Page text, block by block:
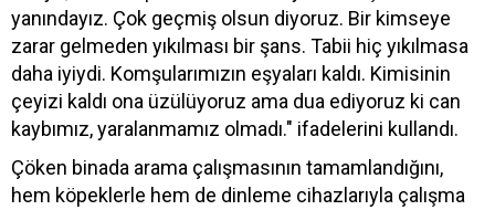
yanındayız. Çok geçmiş olsun diyoruz. Bir kimseye
zarar gelmeden yıkılması bir şans. Tabii hiç yıkılmasa
daha iyiydi. Komşularımızın eşyaları kaldı. Kimisinin
çeyizi kaldı ona üzülüyoruz ama dua ediyoruz ki can
kaybımız, yaralanmamız olmadı." ifadelerini kullandı.
Çöken binada arama çalışmasının tamamlandığını,
hem köpeklerle hem de dinleme cihazlarıyla çalışma